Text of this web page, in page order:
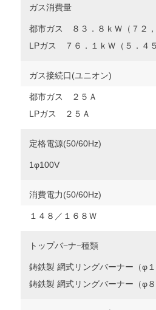
ガス消費量
都市ガス ８３．８ｋＷ（７２，
LPガス ７６．１ｋＷ（５．４５
ガス接続口(ユニオン)
都市ガス ２５Ａ
LPガス ２５Ａ
定格電源(50/60Hz)
1φ100V
消費電力(50/60Hz)
１４８／１６８Ｗ
トップバ−ナ−種類
鋳鉄製 網式リングバーナー（φ
鋳鉄製 網式リングバーナー（φ